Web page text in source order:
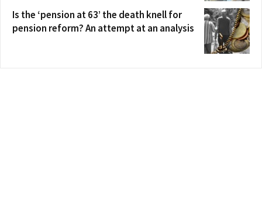
Is the ‘pension at 63’ the death knell for
pension reform? An attempt at an analysis